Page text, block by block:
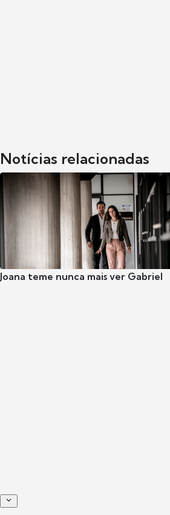
Notícias relacionadas
Joana teme nunca mais ver Gabriel